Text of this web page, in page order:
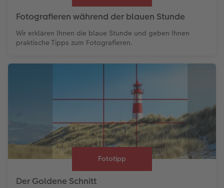
Fotografieren während der blauen Stunde
Wir erklären Ihnen die blaue Stunde und geben Ihnen
praktische Tipps zum Fotografieren.
Fototipp
Der Goldene Schnitt